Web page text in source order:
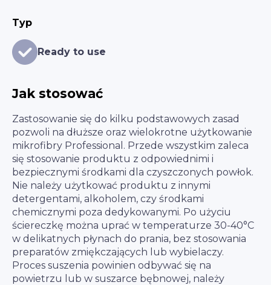
Typ
Ready to use
Jak stosować
Zastosowanie się do kilku podstawowych zasad
pozwoli na dłuższe oraz wielokrotne użytkowanie
mikrofibry Professional. Przede wszystkim zaleca
się stosowanie produktu z odpowiednimi i
bezpiecznymi środkami dla czyszczonych powłok.
Nie należy użytkować produktu z innymi
detergentami, alkoholem, czy środkami
chemicznymi poza dedykowanymi. Po użyciu
ściereczkę można uprać w temperaturze 30-40°C
w delikatnych płynach do prania, bez stosowania
preparatów zmiękczających lub wybielaczy.
Proces suszenia powinien odbywać się na
powietrzu lub w suszarce bębnowej, należy